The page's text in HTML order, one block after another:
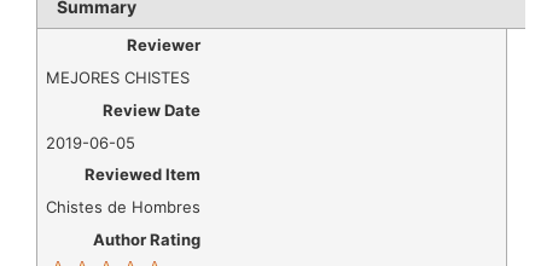
Summary
Reviewer
MEJORES CHISTES
Review Date
2019-06-05
Reviewed Item
Chistes de Hombres
Author Rating